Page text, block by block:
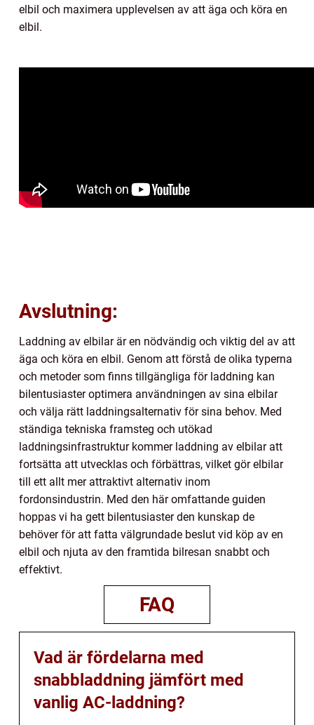
elbil och maximera upplevelsen av att äga och köra en
elbil.
Avslutning:
Laddning av elbilar är en nödvändig och viktig del av att
äga och köra en elbil. Genom att förstå de olika typerna
och metoder som finns tillgängliga för laddning kan
bilentusiaster optimera användningen av sina elbilar
och välja rätt laddningsalternativ för sina behov. Med
ständiga tekniska framsteg och utökad
laddningsinfrastruktur kommer laddning av elbilar att
fortsätta att utvecklas och förbättras, vilket gör elbilar
till ett allt mer attraktivt alternativ inom
fordonsindustrin. Med den här omfattande guiden
hoppas vi ha gett bilentusiaster den kunskap de
behöver för att fatta välgrundade beslut vid köp av en
elbil och njuta av den framtida bilresan snabbt och
effektivt.
FAQ
Vad är fördelarna med
snabbladdning jämfört med
vanlig AC-laddning?